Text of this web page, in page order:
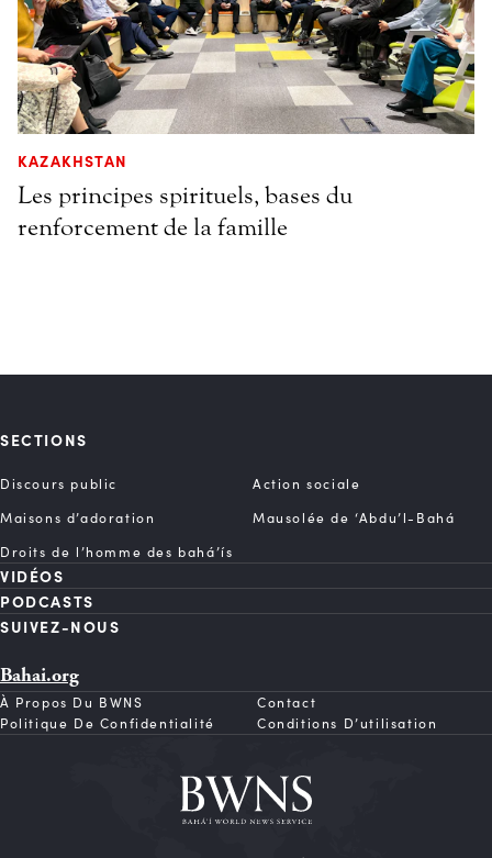
KAZAKHSTAN
Les principes spirituels, bases du
renforcement de la famille
SECTIONS
Discours public
Action sociale
Maisons d’adoration
Mausolée de ‘Abdu’l-Bahá
Droits de l’homme des bahá’ís
VIDÉOS
PODCASTS
SUIVEZ-NOUS
Bahai.org
À Propos Du BWNS
Contact
Politique De Confidentialité
Conditions D’utilisation